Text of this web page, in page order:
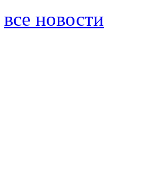
все новости